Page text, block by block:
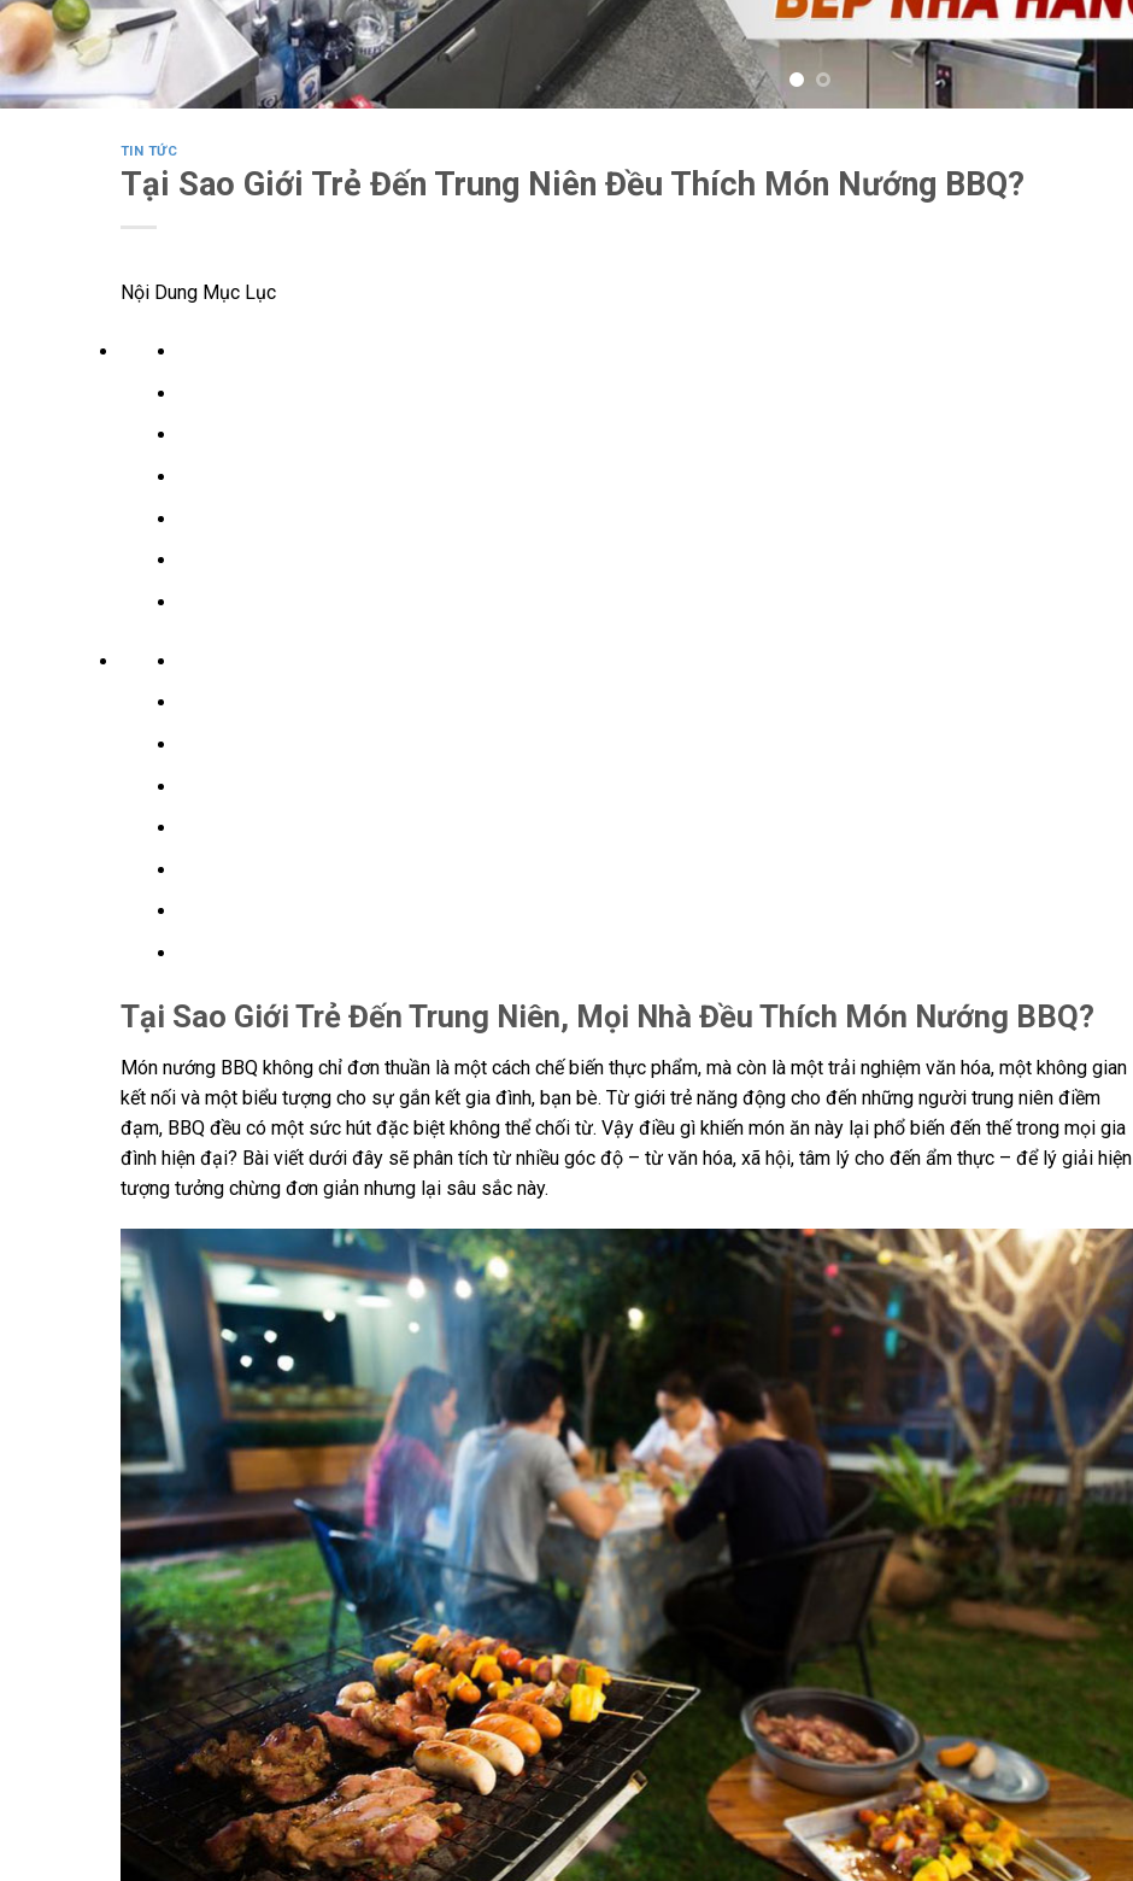
TIN TỨC
Tại Sao Giới Trẻ Đến Trung Niên Đều Thích Món Nướng BBQ?
Nội Dung Mục Lục
Tại Sao Giới Trẻ Đến Trung Niên, Mọi Nhà Đều Thích Món Nướng BBQ?
Món nướng BBQ không chỉ đơn thuần là một cách chế biến thực phẩm, mà còn là một trải nghiệm văn hóa, một không gian
kết nối và một biểu tượng cho sự gắn kết gia đình, bạn bè. Từ giới trẻ năng động cho đến những người trung niên điềm
đạm, BBQ đều có một sức hút đặc biệt không thể chối từ. Vậy điều gì khiến món ăn này lại phổ biến đến thế trong mọi gia
đình hiện đại? Bài viết dưới đây sẽ phân tích từ nhiều góc độ – từ văn hóa, xã hội, tâm lý cho đến ẩm thực – để lý giải hiện
tượng tưởng chừng đơn giản nhưng lại sâu sắc này.